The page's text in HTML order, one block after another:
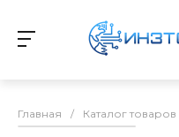
Главная / Каталог товаров